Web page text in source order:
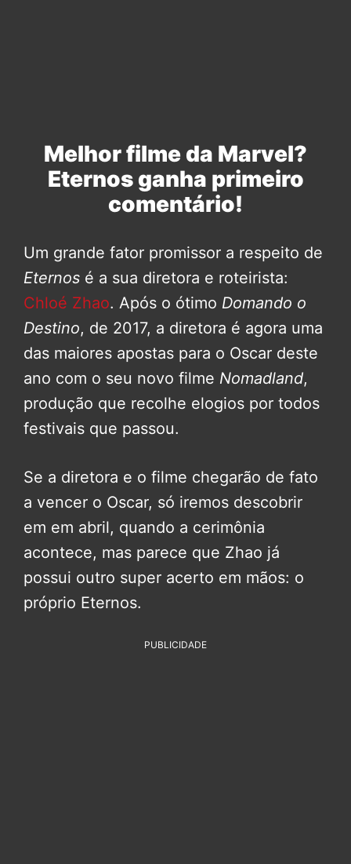
Melhor filme da Marvel?
Eternos ganha primeiro
comentário!
Um grande fator promissor a respeito de
Eternos é a sua diretora e roteirista:
Chloé Zhao. Após o ótimo Domando o
Destino, de 2017, a diretora é agora uma
das maiores apostas para o Oscar deste
ano com o seu novo filme Nomadland,
produção que recolhe elogios por todos
festivais que passou.
Se a diretora e o filme chegarão de fato
a vencer o Oscar, só iremos descobrir
em em abril, quando a cerimônia
acontece, mas parece que Zhao já
possui outro super acerto em mãos: o
próprio Eternos.
PUBLICIDADE